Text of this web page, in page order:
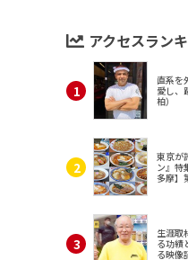
アクセスラン
直系を
愛し、
柏）
東京が
ン』特
多摩】
生涯取
る功績
る映像